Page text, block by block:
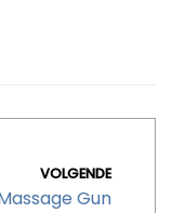
VOLGENDE
Gun